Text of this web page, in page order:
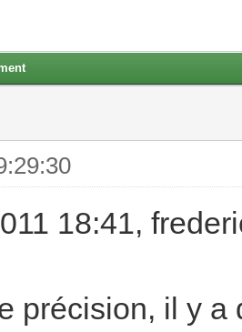
18:41,
précision, il y a